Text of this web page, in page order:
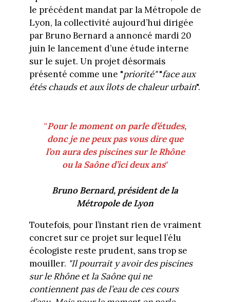
le précédent mandat par la Métropole de
Lyon, la collectivité aujourd’hui dirigée
par Bruno Bernard a annoncé mardi 20
juin le lancement d’une étude interne
sur le sujet. Un projet désormais
présenté comme une "priorité""face aux
étés chauds et aux îlots de chaleur urbain".
"Pour le moment on parle d’études,
donc je ne peux pas vous dire que
l’on aura des piscines sur le Rhône
ou la Saône d’ici deux ans"
Bruno Bernard, président de la
Métropole de Lyon
Toutefois, pour l’instant rien de vraiment
concret sur ce projet sur lequel l’élu
écologiste reste prudent, sans trop se
mouiller. "Il pourrait y avoir des piscines
sur le Rhône et la Saône qui ne
contiennent pas de l’eau de ces cours